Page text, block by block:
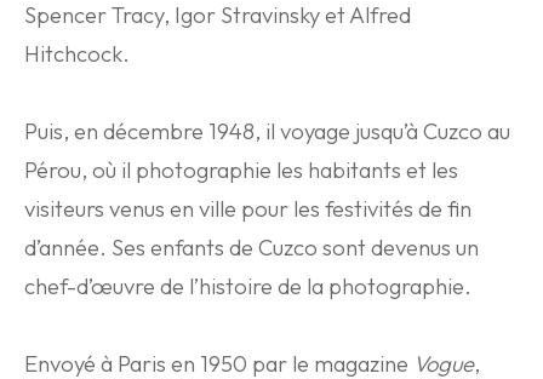
Spencer Tracy, Igor Stravinsky et Alfred
Hitchcock.
Puis, en décembre 1948, il voyage jusqu’à Cuzco au
Pérou, où il photographie les habitants et les
visiteurs venus en ville pour les festivités de fin
d’année. Ses enfants de Cuzco sont devenus un
chef-d’œuvre de l’histoire de la photographie.
Envoyé à Paris en 1950 par le magazine Vogue,